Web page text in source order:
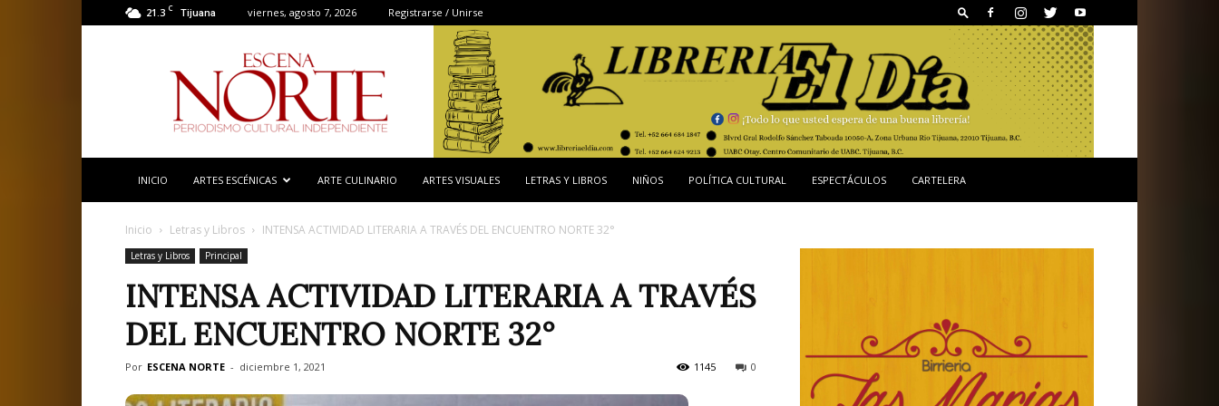
21.3 C Tijuana viernes, agosto 7, 2026 Registrarse / Unirse
Norte
INICIO ARTES ESCÉNICAS ARTE CULINARIO ARTES VISUALES LETRAS Y LIBROS NIÑOS POLÍTICA CULTURAL ESPECTÁCULOS CARTELERA
Inicio Letras y Libros INTENSA ACTIVIDAD LITERARIA A TRAVÉS DEL ENCUENTRO NORTE 32°
Letras y Libros Principal
INTENSA ACTIVIDAD LITERARIA A TRAVÉS
DEL ENCUENTRO NORTE 32°
Por ESCENA NORTE - diciembre 1, 2021 0
1145